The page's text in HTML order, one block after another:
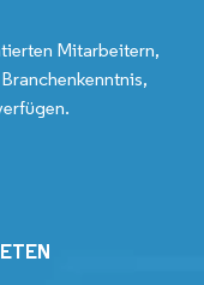
Mitarbeitern,